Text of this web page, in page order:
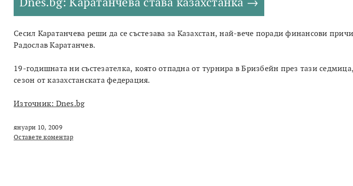
Dnes.bg: Каратанчева става казахстанка
Сесил Каратанчева реши да се състезава за Казахстан, най-вече поради финансови
Радослав Каратанчев.
19-годишната ни състезателка, която отпадна от турнира в Бризбейн през тази
сезон от казахстанската федерация.
Източник: Dnes.bg
януари 10, 2009
Оставете коментар